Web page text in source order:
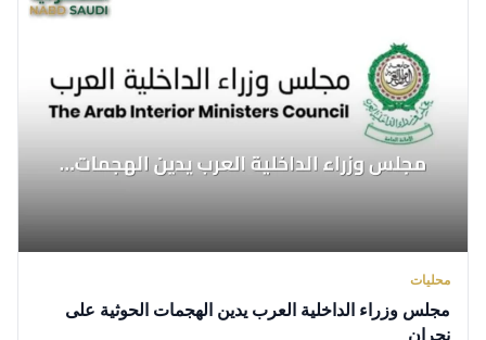
محليات
مجلس وزراء الداخلية العرب يدين الهجمات الحوثية على
نجران